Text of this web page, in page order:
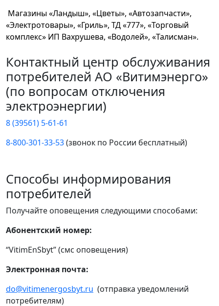
Магазины «Ландыш», «Цветы», «Автозапчасти»,
«Электротовары», «Гриль», ТД «777», «Торговый
комплекс» ИП Вахрушева, «Водолей», «Талисман».
Контактный центр обслуживания
потребителей АО «Витимэнерго»
(по вопросам отключения
электроэнергии)
8 (39561) 5-61-61
8-800-301-33-53(звонок по России бесплатный)
Способы информирования
потребителей
Получайте оповещения следующими способами:
Абонентский номер:
“VitimEnSbyt” (смс оповещения)
Электронная почта:
do@vitimenergosbyt.ru (отправка уведомлений
потребителям)